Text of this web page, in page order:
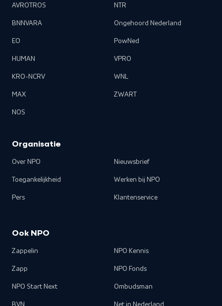
AVROTROS
BNNVARA
EO
HUMAN
KRO-NCRV
MAX
NOS
NTR
Ongehoord Nederland
PowNed
VPRO
WNL
ZWART
Organisatie
Over NPO
Toegankelijkheid
Pers
Nieuwsbrief
Werken bij NPO
Klantenservice
Ook NPO
Zappelin
Zapp
NPO Start Next
BVN
NPO Kennis
NPO Fonds
Ombudsman
Net in Nederland